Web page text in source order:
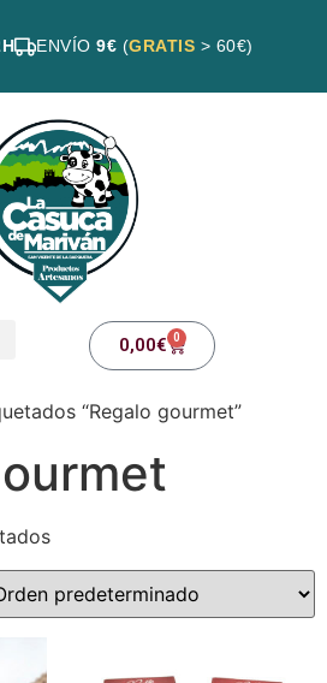
ENVÍO 9€ (GRATIS > 60€)
0,00€ 0
“Regalo gourmet”